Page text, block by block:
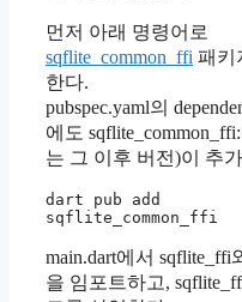
먼저 아래 명령어로
sqflite_common_ffi 패키
한다.
pubspec.yaml의
에도
는 그 이후 버전)이 추
dart pub add
sqflite_common_ffi
main.dart에서 sqflite_ffi
을 임포트하고,